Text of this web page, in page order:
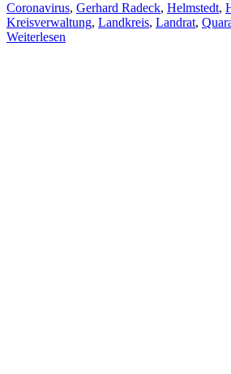
Coronavirus, Gerhard Radeck, Helmstedt,
Kreisverwaltung, Landkreis, Landrat,
Weiterlesen